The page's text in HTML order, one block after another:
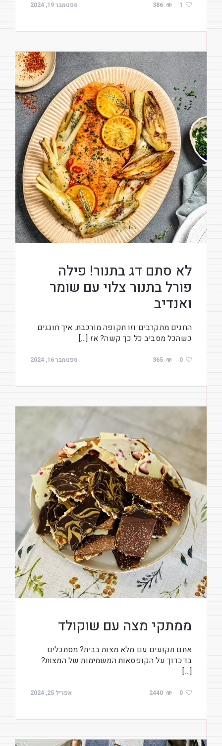
ספטמבר 19, 2024 386 1
לא סתם דג בתנור! פילה
פורל בתנור צלוי עם שומר
ואנדיב
החגים מתקרבים וזו תקופה מורכבת. איך חוגגים
כשהכל מסביב כל כך קשה? אז […]
ספטמבר 16, 2024 365 0
ממתקי מצה עם שוקולד
אתם תקועים עם מלא מצות בבית? מסתכלים
בדכדוך על הקופסאות המשמימות של המצות?
[…]
אפריל 25, 2024 2440 0